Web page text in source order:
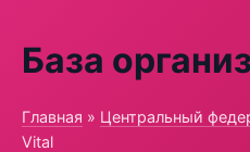
База
Главная » Центральный
Vital